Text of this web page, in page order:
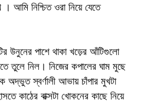
আমি নিশ্চিত ওরা নিয়ে যেতে
উনুনের পাশে থাকা খড়ের আঁটিগুলো
তুলে নিল। নিজের কপালের ঘাম মুছে
অদ্ভুত স্বর্ণালী আভায় চাঁপার মুখটা
কাঠের বাক্সটা খোকনের কাছে নিয়ে